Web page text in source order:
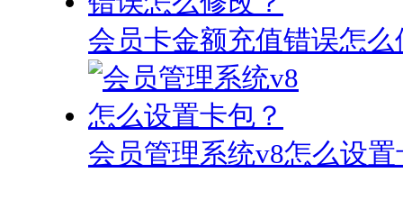
会员卡金额充值错误怎么
会员管理系统v8怎么设